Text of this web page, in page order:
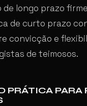
de longo prazo
de curto prazo
convicção e
de teimosos.
PRÁTICA PARA